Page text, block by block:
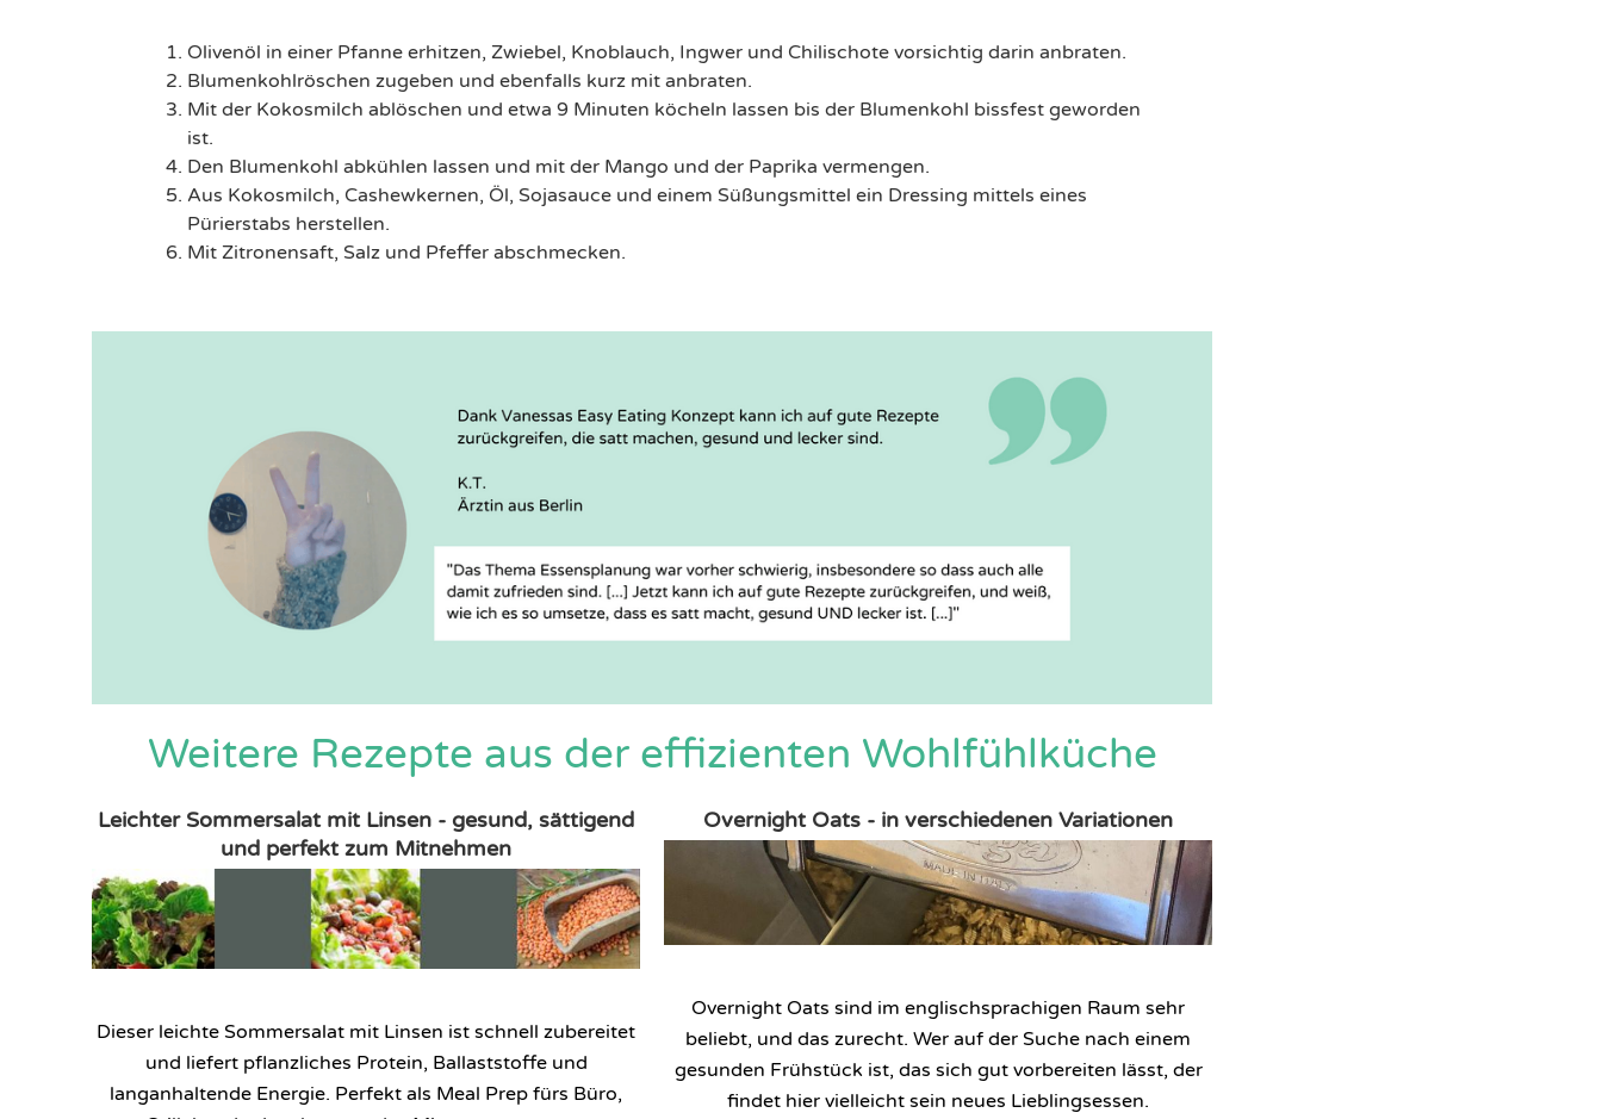
Olivenöl in einer Pfanne erhitzen, Zwiebel, Knoblauch, Ingwer und Chilischote vorsichtig darin anbraten.​
Blumenkohlröschen zugeben und ebenfalls kurz mit anbraten.​
Mit der Kokosmilch ablöschen und etwa 9 Minuten köcheln lassen bis der Blumenkohl bissfest geworden
ist.​
Den Blumenkohl abkühlen lassen und mit der Mango und der Paprika vermengen.​
Aus Kokosmilch, Cashewkernen, Öl, Sojasauce und einem Süßungsmittel ein Dressing mittels eines
Pürierstabs herstellen.​
Mit Zitronensaft, Salz und Pfeffer abschmecken.
Weitere Rezepte aus der effizienten Wohlfühlküche
Leichter Sommersalat mit Linsen - gesund, sättigend
und perfekt zum Mitnehmen
Dieser leichte Sommersalat mit Linsen ist schnell zubereitet
und liefert pflanzliches Protein, Ballaststoffe und
langanhaltende Energie. Perfekt als Meal Prep fürs Büro,
Overnight Oats - in verschiedenen Variationen
Overnight Oats sind im englischsprachigen Raum sehr
beliebt, und das zurecht. Wer auf der Suche nach einem
gesunden Frühstück ist, das sich gut vorbereiten lässt, der
findet hier vielleicht sein neues Lieblingsessen.